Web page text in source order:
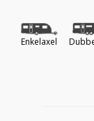
Enkelaxel